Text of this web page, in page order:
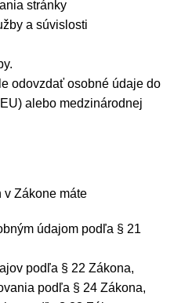
stránky
a súvislosti
odovzdať osobné údaje do
alebo medzinárodnej
v Zákone máte
údajom podľa § 21
podľa § 22 Zákona,
podľa § 24 Zákona,